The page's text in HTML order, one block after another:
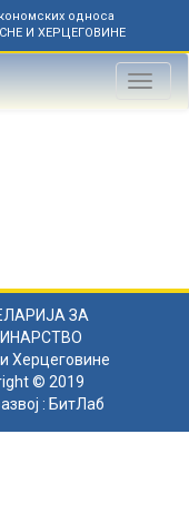
односа
И ХЕРЦЕГОВИНЕ
Toggle
ЗА
Херцеговине
© 2019
: БитЛаб